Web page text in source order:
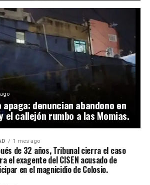
apaga: denuncian abandono en
el callejón rumbo a las Momias.
1 mes ago
de 32 años, Tribunal cierra el caso
el exagente del CISEN acusado de
en el magnicidio de Colosio.